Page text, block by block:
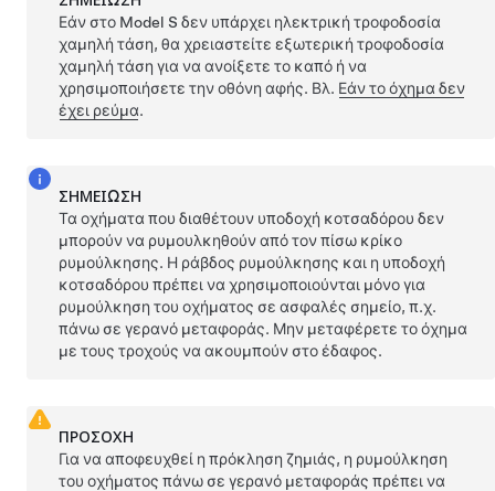
Εάν στο Model S δεν υπάρχει ηλεκτρική τροφοδοσία
χαμηλή τάση, θα χρειαστείτε εξωτερική τροφοδοσία
χαμηλή τάση για να ανοίξετε το καπό ή να
χρησιμοποιήσετε την οθόνη αφής. Βλ. Εάν το όχημα δεν
έχει ρεύμα.
ΣΗΜΕΊΩΣΗ
Τα οχήματα που διαθέτουν υποδοχή κοτσαδόρου δεν
μπορούν να ρυμουλκηθούν από τον πίσω κρίκο
ρυμούλκησης. Η ράβδος ρυμούλκησης και η υποδοχή
κοτσαδόρου πρέπει να χρησιμοποιούνται μόνο για
ρυμούλκηση του οχήματος σε ασφαλές σημείο, π.χ.
πάνω σε γερανό μεταφοράς. Μην μεταφέρετε το όχημα
με τους τροχούς να ακουμπούν στο έδαφος.
ΠΡΟΣΟΧΗ
Για να αποφευχθεί η πρόκληση ζημιάς, η ρυμούλκηση
του οχήματος πάνω σε γερανό μεταφοράς πρέπει να